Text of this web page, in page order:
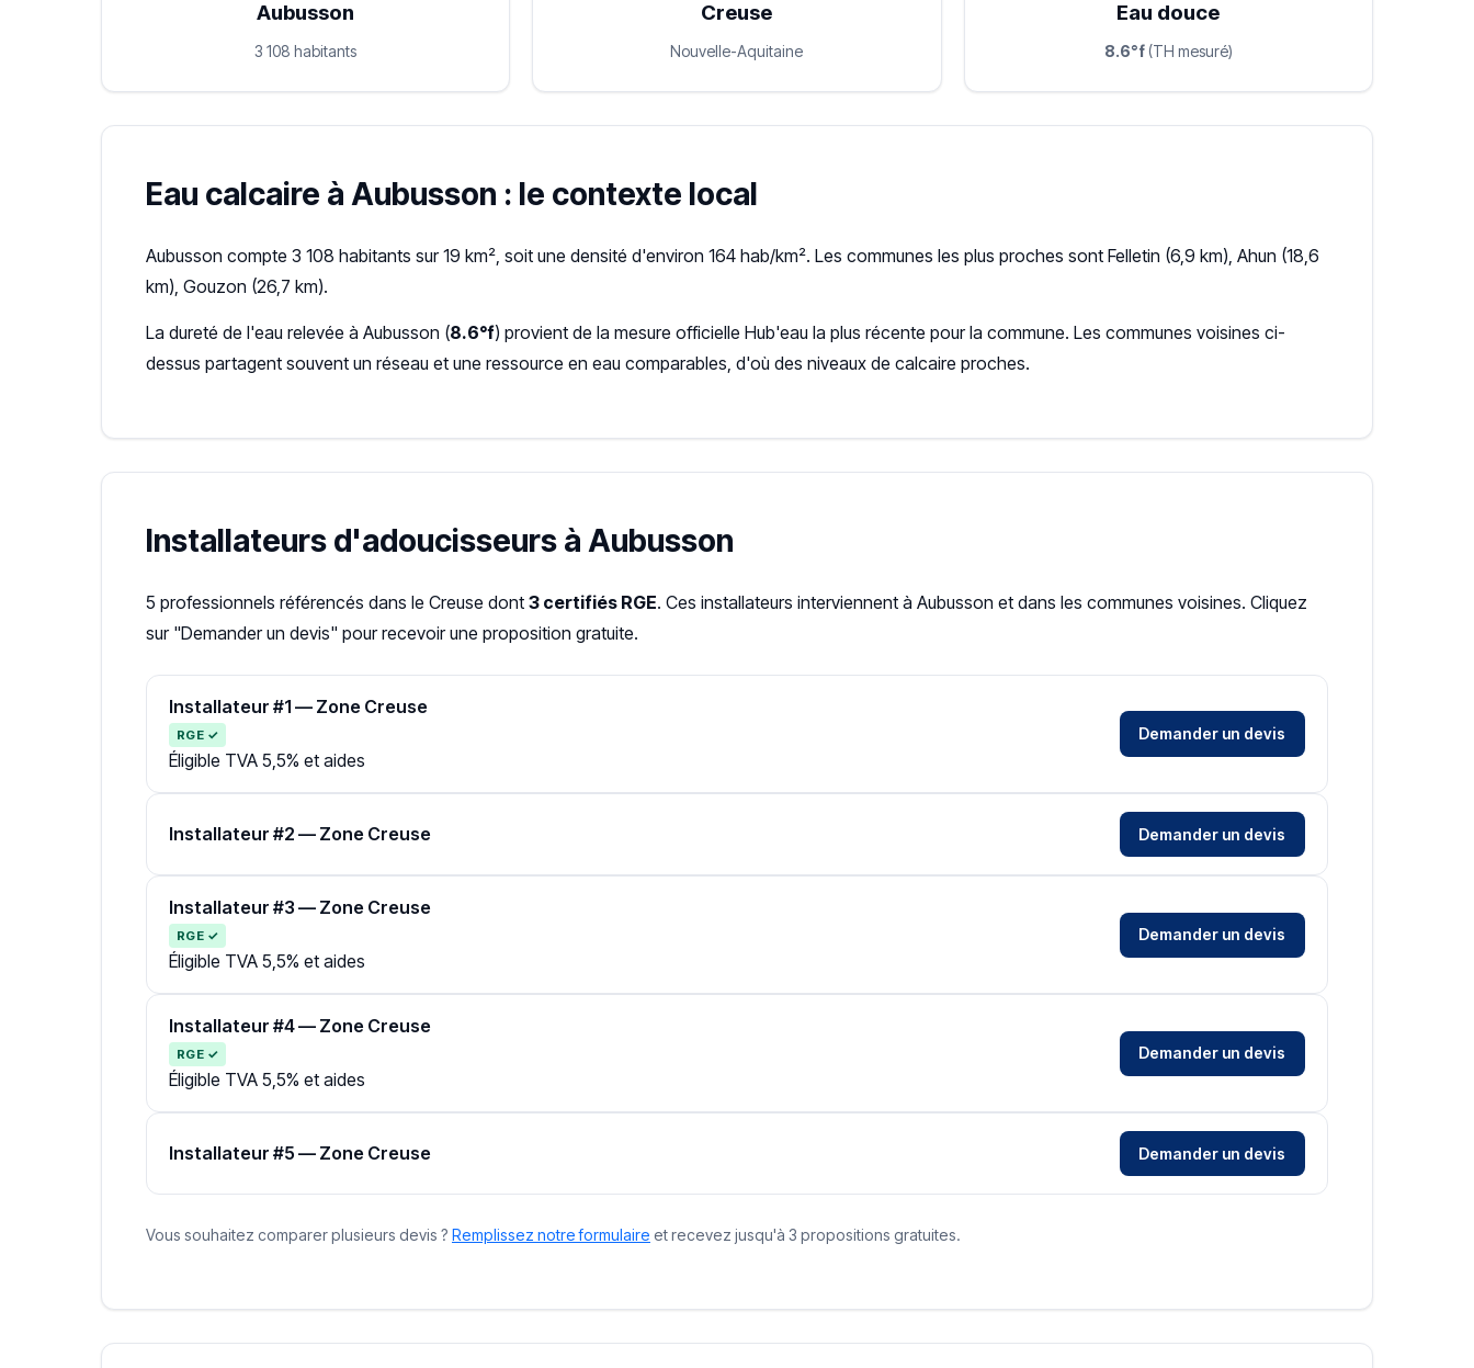
Aubusson
3 108 habitants
Creuse
Nouvelle-Aquitaine
Eau douce
8.6°f(TH mesuré)
Eau calcaire à Aubusson : le contexte local
Aubusson compte 3 108 habitants sur 19 km², soit une densité d'environ 164 hab/km². Les communes les plus proches sont Felletin (6,9 km), Ahun (18,6
km), Gouzon (26,7 km).
La dureté de l'eau relevée à Aubusson (8.6°f) provient de la mesure officielle Hub'eau la plus récente pour la commune. Les communes voisines ci-
dessus partagent souvent un réseau et une ressource en eau comparables, d'où des niveaux de calcaire proches.
Installateurs d'adoucisseurs à Aubusson
5 professionnels référencés dans le Creuse dont 3 certifiés RGE. Ces installateurs interviennent à Aubusson et dans les communes voisines. Cliquez
sur "Demander un devis" pour recevoir une proposition gratuite.
Installateur #1 — Zone Creuse
RGE ✓
Éligible TVA 5,5% et aides
Demander un devis
Installateur #2 — Zone Creuse Demander un devis
Installateur #3 — Zone Creuse
RGE ✓
Éligible TVA 5,5% et aides
Demander un devis
Installateur #4 — Zone Creuse
RGE ✓
Éligible TVA 5,5% et aides
Demander un devis
Installateur #5 — Zone Creuse Demander un devis
Vous souhaitez comparer plusieurs devis ? Remplissez notre formulaire et recevez jusqu'à 3 propositions gratuites.